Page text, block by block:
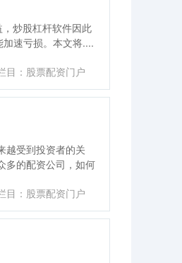
炒股杠杆软件因此
速亏损。本文将....
目： 股票配资门户
越受到投资者的关
多的配资公司，如何
目： 股票配资门户